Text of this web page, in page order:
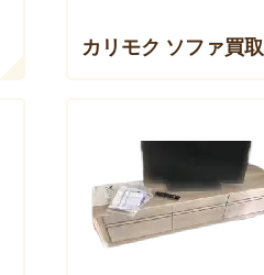
カリモク ソファ買取